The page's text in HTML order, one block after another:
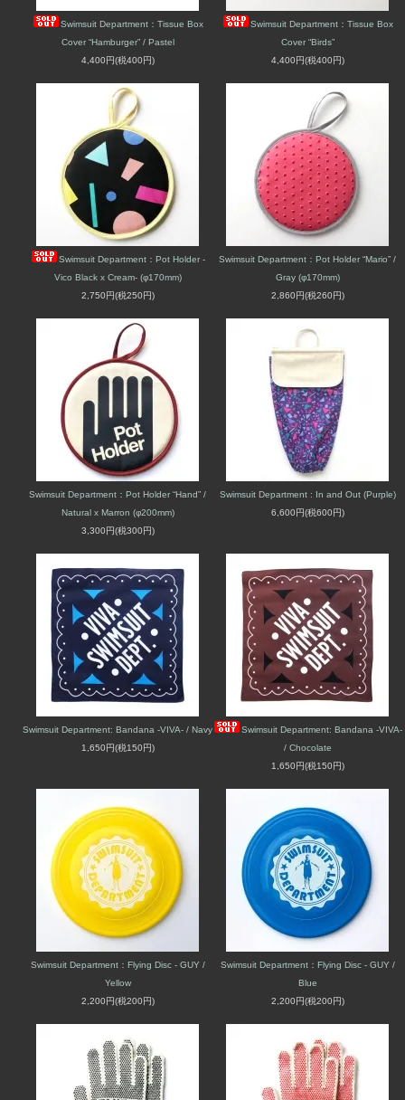
Swimsuit Department：Tissue Box
Cover “Hamburger” / Pastel
4,400円(税400円)
Swimsuit Department：Tissue Box
Cover “Birds”
4,400円(税400円)
Swimsuit Department：Pot Holder -
Vico Black x Cream- (φ170mm)
2,750円(税250円)
Swimsuit Department：Pot Holder “Mario” /
Gray (φ170mm)
2,860円(税260円)
Swimsuit Department：Pot Holder “Hand” /
Natural x Marron (φ200mm)
3,300円(税300円)
Swimsuit Department : In and Out (Purple)
6,600円(税600円)
Swimsuit Department: Bandana -VIVA- / Navy
1,650円(税150円)
Swimsuit Department: Bandana -VIVA-
/ Chocolate
1,650円(税150円)
Swimsuit Department：Flying Disc - GUY /
Yellow
2,200円(税200円)
Swimsuit Department：Flying Disc - GUY /
Blue
2,200円(税200円)